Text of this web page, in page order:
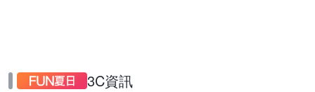
3C資訊